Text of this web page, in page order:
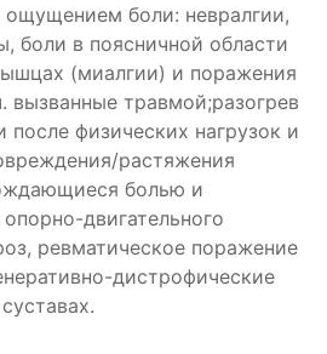
боли: невралгии,
боли в поясничной области
(миалгии) и поражения
вызванные травмой;разогрев
физических нагрузок и
растяжения
болью и
двигательного
ревматическое поражение
дистрофические